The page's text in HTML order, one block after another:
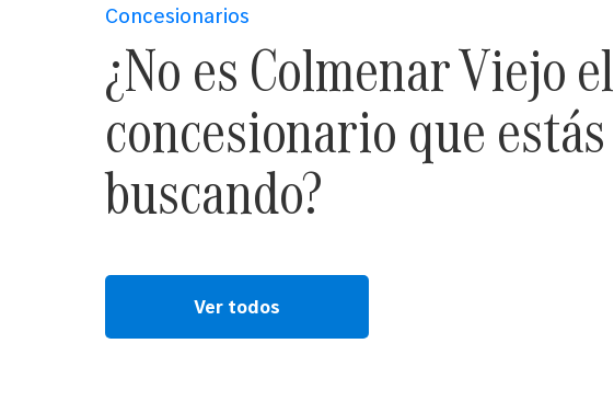
Concesionarios
¿No es Colmenar Viejo el
concesionario que estás
buscando?
Ver todos